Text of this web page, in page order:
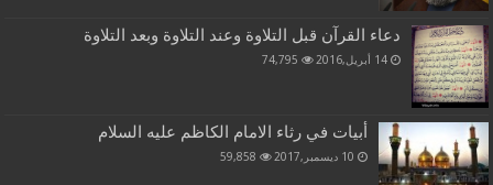
دعاء القرآن قبل التلاوة وعند التلاوة وبعد التلاوة
14 أبريل,2016 74,795
أبيات في رثاء الامام الكاظم عليه السلام
10 ديسمبر,2017 59,858